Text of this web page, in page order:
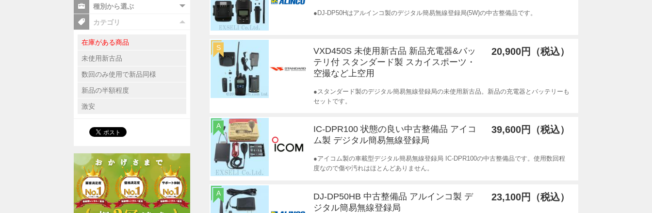
●DJ-DP50Hはアルインコ製のデジタル簡易無線登録局(5W)の中古整備品です。
VXD450S 未使用新古品 新品充電器&バッ
テリ付 スタンダード製 スカイスポーツ・
空撮など上空用
20,900円（税込）
●スタンダード製のデジタル簡易無線登録局の未使用新古品。新品の充電器とバッテリーも
セットです。
S
IC-DPR100 状態の良い中古整備品 アイコ
ム製 デジタル簡易無線登録局
39,600円（税込）
●アイコム製の車載型デジタル簡易無線登録局 IC-DPR100の中古整備品です。使用数回程
度なので傷や汚れはほとんどありません。
A
DJ-DP50HB 中古整備品 アルインコ製 デ
ジタル簡易無線登録局
23,100円（税込）
A
種別から選ぶ
カテゴリ
在庫がある商品
未使用新古品
数回のみ使用で新品同様
新品の半額程度
激安